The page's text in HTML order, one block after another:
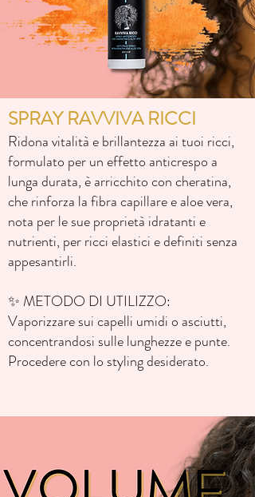
SPRAY RAVVIVA RICCI
Ridona vitalità e brillantezza ai tuoi ricci,
formulato per un effetto anticrespo a
lunga durata, è arricchito con cheratina,
che rinforza la fibra capillare e aloe vera,
nota per le sue proprietà idratanti e
nutrienti, per ricci elastici e definiti senza
appesantirli.
✨ METODO DI UTILIZZO:
Vaporizzare sui capelli umidi o asciutti,
concentrandosi sulle lunghezze e punte.
Procedere con lo styling desiderato.